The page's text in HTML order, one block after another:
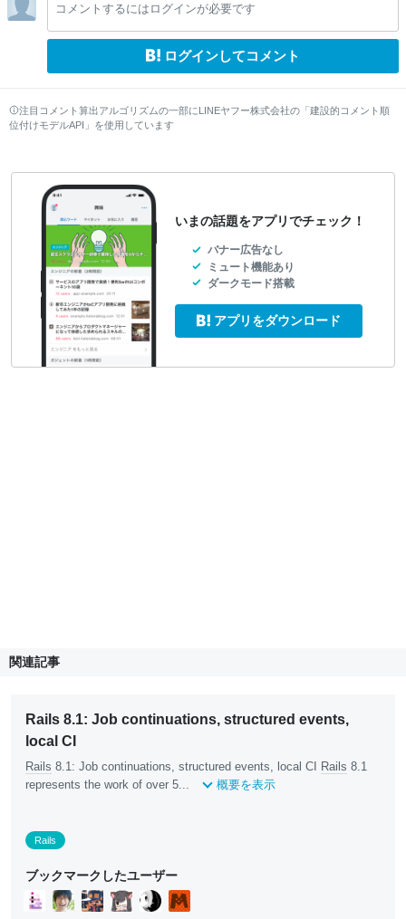
コメントするにはログインが必要です
ログインしてコメント
注目コメント算出アルゴリズムの一部にLINEヤフー株式会社の「建設的コメント順
位付けモデルAPI」を使用しています
いまの話題をアプリでチェック！
バナー広告なし
ミュート機能あり
ダークモード搭載
アプリをダウンロード
関連記事
Rails 8.1: Job continuations, structured events,
local CI
Rails 8.1: Job continuations, structured events, local CI Rails 8.1
represents the work of over 5...
概要を表示
Rails
ブックマークしたユーザー